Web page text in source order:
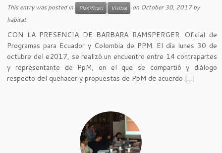
This entry was posted in Planificaci Visitas on October 30, 2017 by
habitat
CON LA PRESENCIA DE BARBARA RAMSPERGER. Oficial de
Programas para Ecuador y Colombia de PPM. El día lunes 30 de
octubre del e2017, se realizó un encuentro entre 14 contrapartes
y representante de PpM, en el que se compartió y diálogo
respecto del quehacer y propuestas de PpM de acuerdo […]